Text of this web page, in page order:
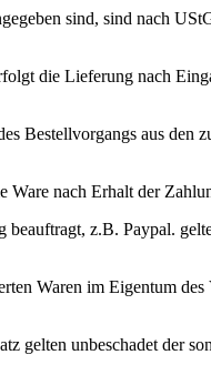
sind, sind nach
die Lieferung nach
Bestellvorgangs aus
nach Erhalt der
z.B. Paypal.
Waren im Eigentum des
gelten unbeschadet der